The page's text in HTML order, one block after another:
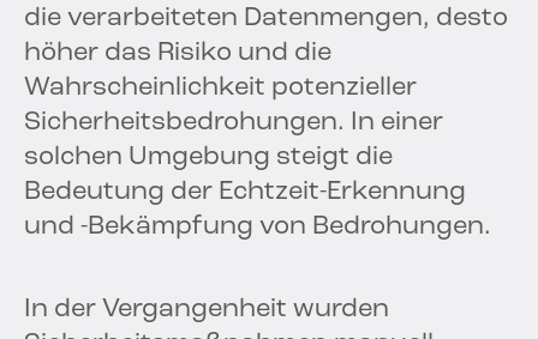
die verarbeiteten Datenmengen, desto
höher das Risiko und die
Wahrscheinlichkeit potenzieller
Sicherheitsbedrohungen. In einer
solchen Umgebung steigt die
Bedeutung der Echtzeit-Erkennung
und -Bekämpfung von Bedrohungen.
In der Vergangenheit wurden